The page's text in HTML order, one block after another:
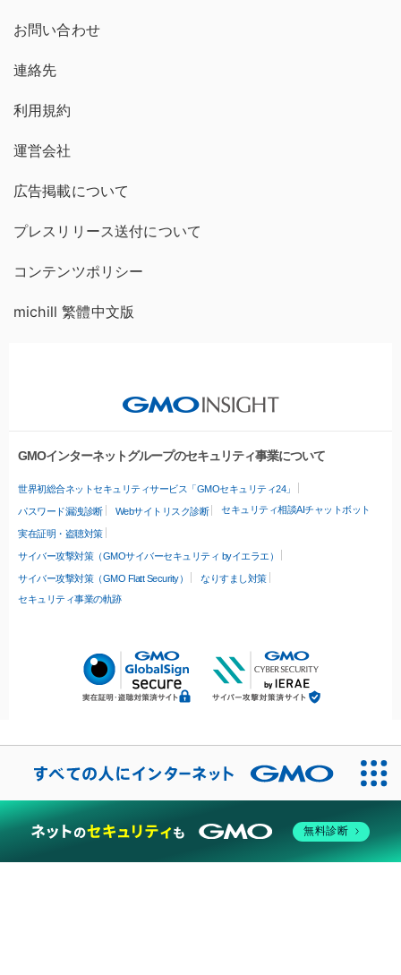
お問い合わせ
連絡先
利用規約
運営会社
広告掲載について
プレスリリース送付について
コンテンツポリシー
michill 繁體中文版
GMOインターネットグループのセキュリティ事業について
世界初総合ネットセキュリティサービス「GMOセキュリティ24」
パスワード漏洩診断 Webサイトリスク診断 セキュリティ相談AIチャットボット
実在証明・盗聴対策
サイバー攻撃対策（GMOサイバーセキュリティ byイエラエ）
サイバー攻撃対策（GMO Flatt Security）
なりすまし対策
セキュリティ事業の軌跡
無料診断